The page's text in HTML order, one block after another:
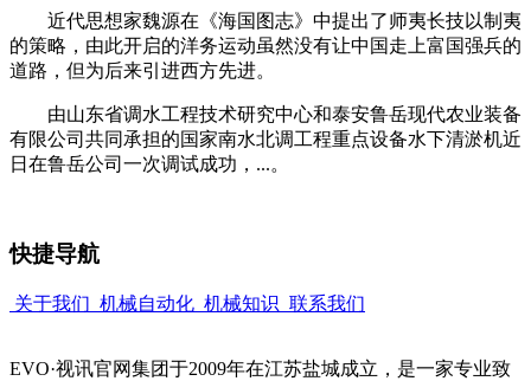
近代思想家魏源在《海国图志》中提出了师夷长技以制夷
的策略，由此开启的洋务运动虽然没有让中国走上富国强兵的
道路，但为后来引进西方先进。
由山东省调水工程技术研究中心和泰安鲁岳现代农业装备
有限公司共同承担的国家南水北调工程重点设备水下清淤机近
日在鲁岳公司一次调试成功，...。
快捷导航
关于我们 机械自动化 机械知识 联系我们
EVO·视讯官网集团于2009年在江苏盐城成立，是一家专业致